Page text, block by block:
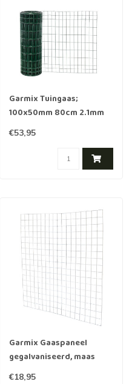
Garmix Tuingaas;
100x50mm 80cm 2.1mm
25m
€53,95
Garmix Gaaspaneel
gegalvaniseerd, maas
10x10cm, 180x180cm
€18,95